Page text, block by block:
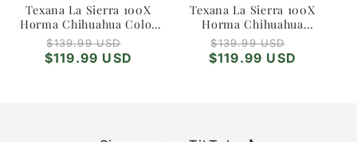
Texana La Sierra 100X
Horma Chihuahua Color
Café | Sombrero Vaquero
Western
Precio
habitual
$139.99 USD
de
$119.99 USD
Texana La Sierra 100X
Horma Chihuahua
Silverbelly | Sombrero
Vaquero de Lana Claro
Precio
habitual
$139.99 USD
de
$119.99 USD